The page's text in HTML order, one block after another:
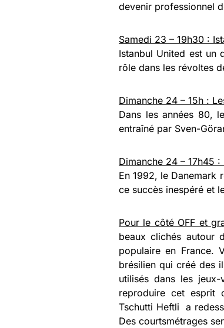
devenir professionnel
Samedi 23 – 19h30 :
Istanbul United est un
rôle dans les révoltes
Dimanche 24 – 15h :
Dans les années 80,
entraîné par Sven-
Dimanche 24 – 17h45
En 1992, le Danemark
ce succès inespéré et
Pour le côté OFF et
beaux clichés autour
populaire en France.
brésilien qui créé des
utilisés dans les
reproduire cet esprit
Tschutti Heftli
a
Des courtsmétrages